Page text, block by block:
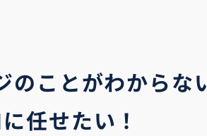
のことがわからな
任せたい！